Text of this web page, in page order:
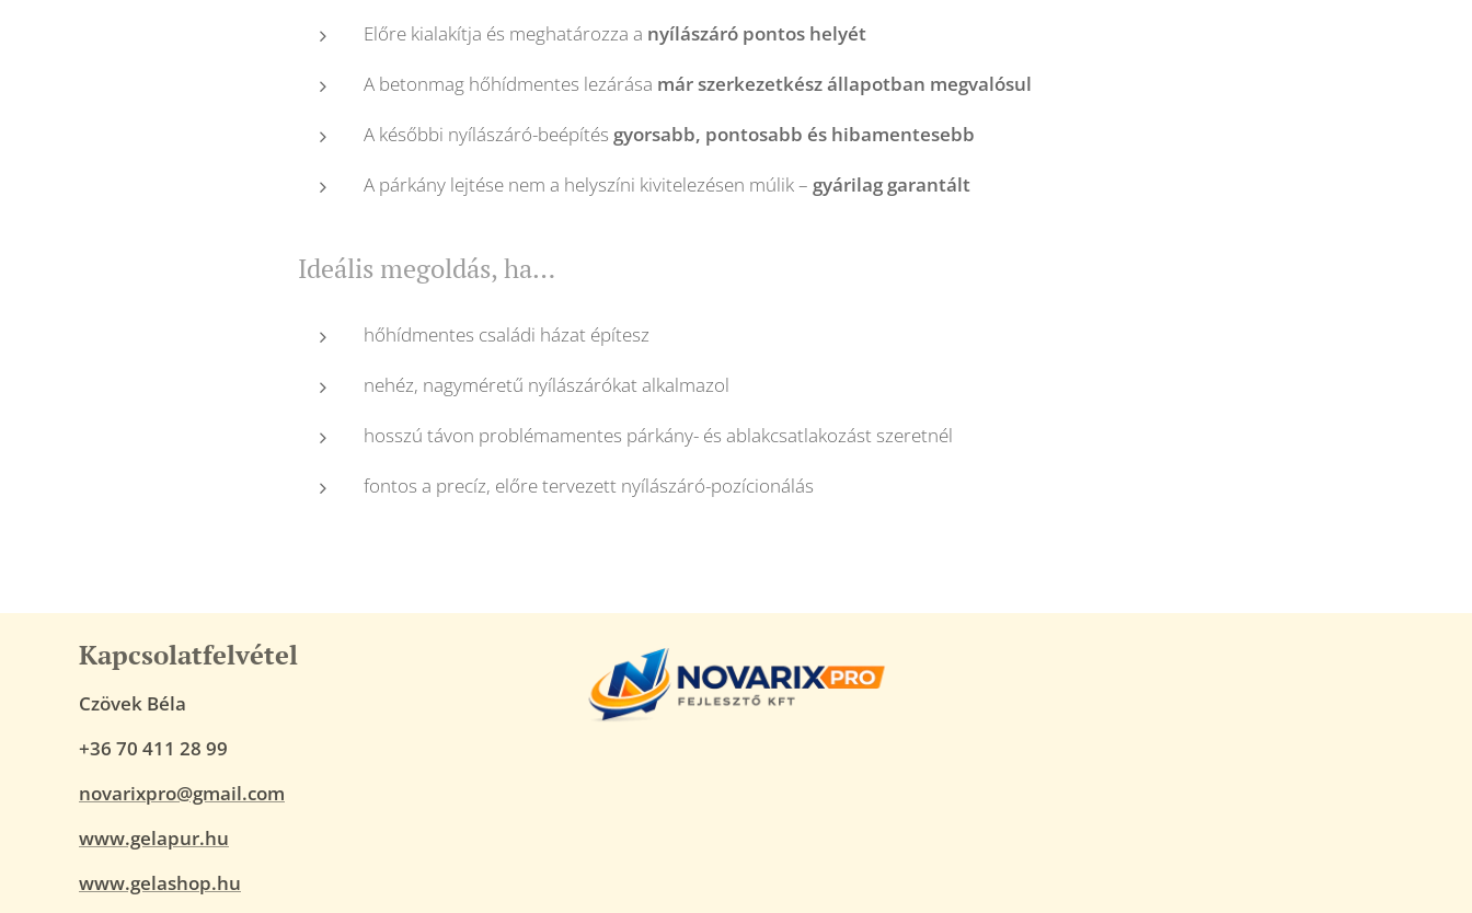
Előre kialakítja és meghatározza a nyílászáró pontos helyét
A betonmag hőhídmentes lezárása már szerkezetkész állapotban megvalósul
A későbbi nyílászáró-beépítés gyorsabb, pontosabb és hibamentesebb
A párkány lejtése nem a helyszíni kivitelezésen múlik – gyárilag garantált
Ideális megoldás, ha…
hőhídmentes családi házat építesz
nehéz, nagyméretű nyílászárókat alkalmazol
hosszú távon problémamentes párkány- és ablakcsatlakozást szeretnél
fontos a precíz, előre tervezett nyílászáró-pozícionálás
Kapcsolatfelvétel
Czövek Béla
+36 70 411 28 99
novarixpro@gmail.com
www.gelapur.hu
www.gelashop.hu